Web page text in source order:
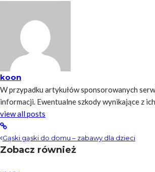
koon
W przypadku artykułów sponsorowanych
informacji. Ewentualne szkody wynikające z
view all posts
Gąski gąski do domu – zabawy dla dzieci
Zobacz również